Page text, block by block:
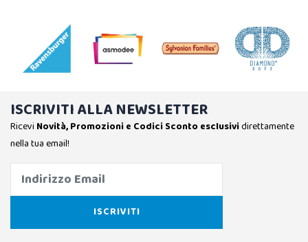
ISCRIVITI ALLA NEWSLETTER
Ricevi Novità, Promozioni e Codici Sconto esclusividirettamente
nella tua email!